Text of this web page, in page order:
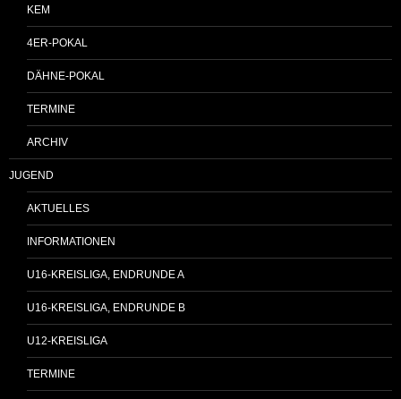
KEM
4ER-POKAL
DÄHNE-POKAL
TERMINE
ARCHIV
JUGEND
AKTUELLES
INFORMATIONEN
U16-KREISLIGA, ENDRUNDE A
U16-KREISLIGA, ENDRUNDE B
U12-KREISLIGA
TERMINE